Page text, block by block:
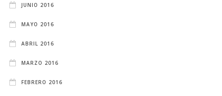
JUNIO 2016
MAYO 2016
ABRIL 2016
MARZO 2016
FEBRERO 2016